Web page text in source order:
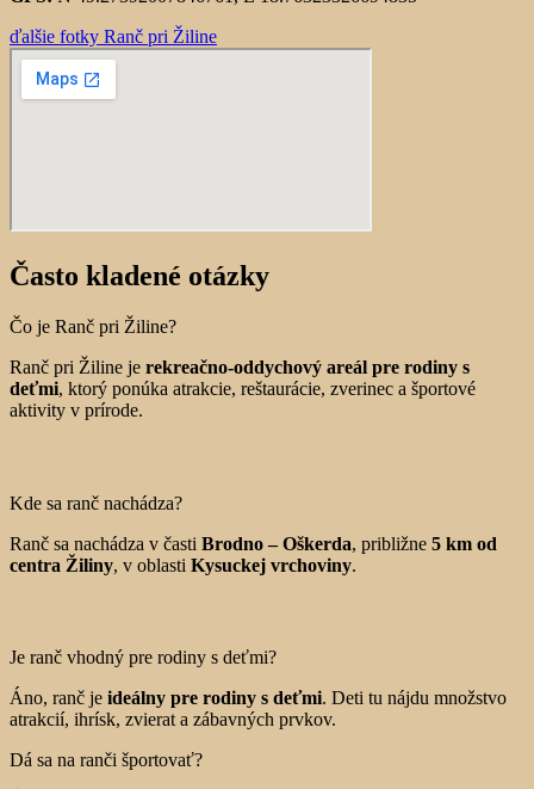
ďalšie fotky Ranč pri Žiline
Často kladené otázky
Čo je Ranč pri Žiline?
Ranč pri Žiline je rekreačno-oddychový areál pre rodiny s
deťmi, ktorý ponúka atrakcie, reštaurácie, zverinec a športové
aktivity v prírode.
Kde sa ranč nachádza?
Ranč sa nachádza v časti Brodno – Oškerda, približne 5 km od
centra Žiliny, v oblasti Kysuckej vrchoviny.
Je ranč vhodný pre rodiny s deťmi?
Áno, ranč je ideálny pre rodiny s deťmi. Deti tu nájdu množstvo
atrakcií, ihrísk, zvierat a zábavných prvkov.
Dá sa na ranči športovať?